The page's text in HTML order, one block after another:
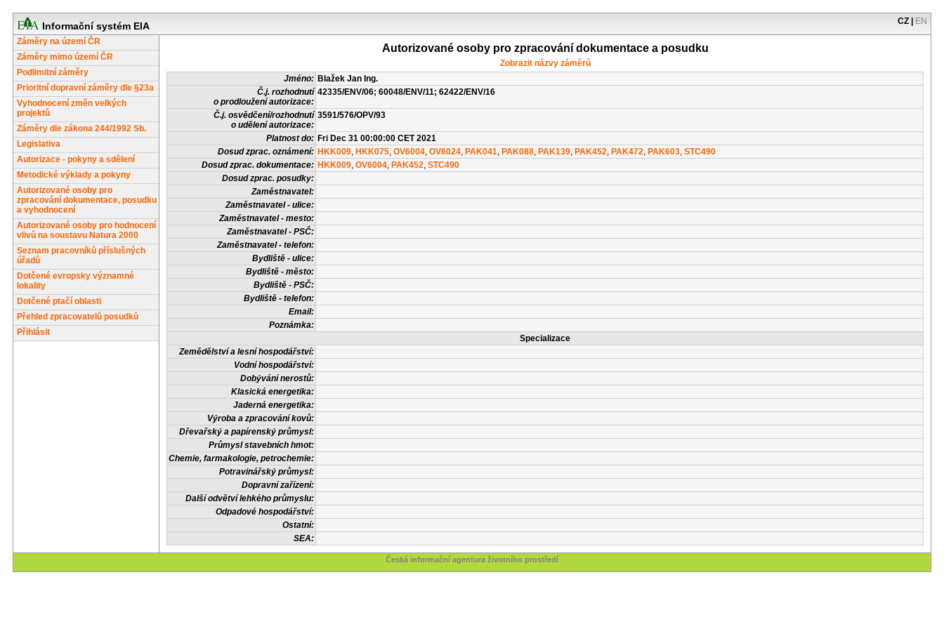
Informační systém EIA CZ EN
Záměry na území ČR
Záměry mimo území ČR
Podlimitní záměry
Prioritní dopravní záměry dle §23a
Vyhodnocení změn velkých
projektů
Záměry dle zákona 244/1992 Sb.
Legislativa
Autorizace - pokyny a sdělení
Metodické výklady a pokyny
Autorizované osoby pro
zpracování dokumentace, posudku
a vyhodnocení
Autorizované osoby pro hodnocení
vlivů na soustavu Natura 2000
Seznam pracovníků příslušných
úřadů
Dotčené evropsky významné
lokality
Dotčené ptačí oblasti
Přehled zpracovatelů posudků
Přihlásit
Autorizované osoby pro zpracování dokumentace a posudku
Zobrazit názvy záměrů
Jméno: Blažek Jan Ing.
Č.j. rozhodnutí
o prodloužení autorizace:
42335/ENV/06; 60048/ENV/11; 62422/ENV/16
Č.j. osvědčení/rozhodnutí
o udělení autorizace:
3591/576/OPV/93
Platnost do: Fri Dec 31 00:00:00 CET 2021
Dosud zprac. oznámení: HKK009, HKK075, OV6004, OV6024, PAK041, PAK088, PAK139, PAK452, PAK472, PAK603, STC490
Dosud zprac. dokumentace: HKK009, OV6004, PAK452, STC490
Dosud zprac. posudky:
Zaměstnavatel:
Zaměstnavatel - ulice:
Zaměstnavatel - mesto:
Zaměstnavatel - PSČ:
Zaměstnavatel - telefon:
Bydliště - ulice:
Bydliště - město:
Bydliště - PSČ:
Bydliště - telefon:
Email:
Poznámka:
Specializace
Zemědělství a lesní hospodářství:
Vodní hospodářství:
Dobývání nerostů:
Klasická energetika:
Jaderná energetika:
Výroba a zpracování kovů:
Dřevařský a papírenský průmysl:
Průmysl stavebních hmot:
Chemie, farmakologie, petrochemie:
Potravinářský průmysl:
Dopravní zařízení:
Další odvětví lehkého průmyslu:
Odpadové hospodářství:
Ostatní:
SEA:
Česká informační agentura životního prostředí